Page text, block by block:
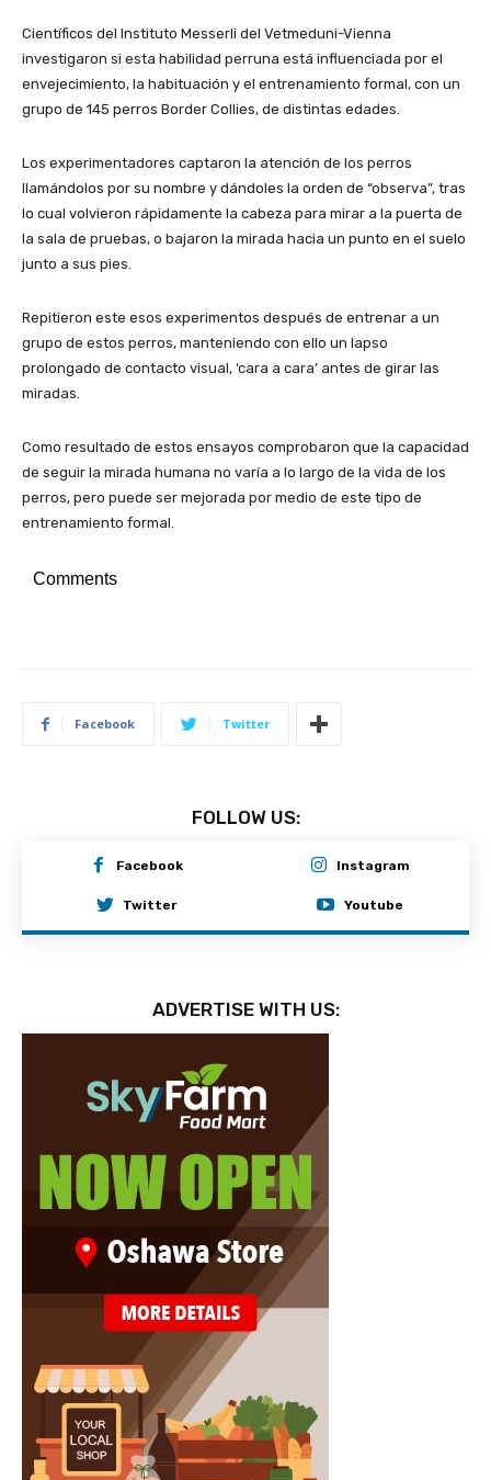
Científicos del Instituto Messerli del Vetmeduni-Vienna
investigaron si esta habilidad perruna está influenciada por el
envejecimiento, la habituación y el entrenamiento formal, con un
grupo de 145 perros Border Collies, de distintas edades.
Los experimentadores captaron la atención de los perros
llamándolos por su nombre y dándoles la orden de “observa”, tras
lo cual volvieron rápidamente la cabeza para mirar a la puerta de
la sala de pruebas, o bajaron la mirada hacia un punto en el suelo
junto a sus pies.
Repitieron este esos experimentos después de entrenar a un
grupo de estos perros, manteniendo con ello un lapso
prolongado de contacto visual, ‘cara a cara’ antes de girar las
miradas.
Como resultado de estos ensayos comprobaron que la capacidad
de seguir la mirada humana no varía a lo largo de la vida de los
perros, pero puede ser mejorada por medio de este tipo de
entrenamiento formal.
Comments
Facebook Twitter
FOLLOW US:
Facebook Instagram
Twitter Youtube
ADVERTISE WITH US: